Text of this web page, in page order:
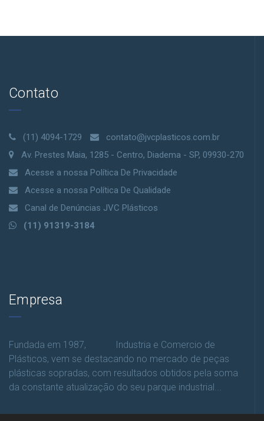
Contato
(11) 4094-1729
contato@jvcplasticos.com.br
Av. Prestes Maia, 1285 - Centro, Diadema - SP, 09930-270
Acesse a nossa Política De Privacidade
Acesse a nossa Política De Qualidade
Canal de Denúncias JVC Plásticos
(11) 91319-3184
Empresa
Fundada em 1987,
Industria e Comercio de
Plásticos, vem se destacando no mercado de peças
plásticas sopradas, com resultados obtidos pela soma
da constante atualização do seu parque industrial...